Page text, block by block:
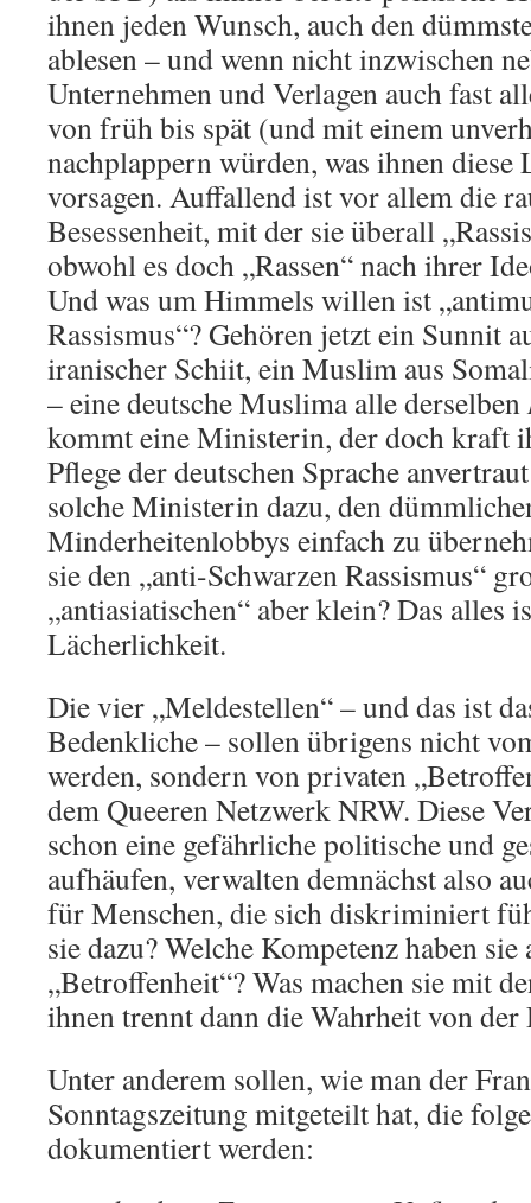
ihnen jeden Wunsch, auch den
ablesen – und wenn nicht inzwischen
Unternehmen und Verlagen auch fast
von früh bis spät (und mit einem
nachplappern würden, was ihnen diese
vorsagen. Auffallend ist vor allem die
Besessenheit, mit der sie überall
obwohl es doch „Rassen“ nach ihrer
Und was um Himmels willen ist
Rassismus“? Gehören jetzt ein Sunnit
iranischer Schiit, ein Muslim aus
– eine deutsche Muslima alle derselben
kommt eine Ministerin, der doch kraft
Pflege der deutschen Sprache
solche Ministerin dazu, den
Minderheitenlobbys einfach zu
sie den „anti-Schwarzen Rassismus“
„antiasiatischen“ aber klein? Das alles
Lächerlichkeit.
Die vier „Meldestellen“ – und das ist
Bedenkliche – sollen übrigens nicht
werden, sondern von privaten
dem Queeren Netzwerk NRW. Diese
schon eine gefährliche politische und
aufhäufen, verwalten demnächst also
für Menschen, die sich diskriminiert
sie dazu? Welche Kompetenz haben
„Betroffenheit“? Was machen sie mit
ihnen trennt dann die Wahrheit von
Unter anderem sollen, wie man der
Sonntagszeitung mitgeteilt hat, die
dokumentiert werden: